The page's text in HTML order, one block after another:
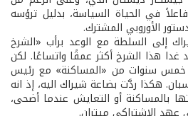
في الحياة السياسة، بدليل ترؤسه
الأوروبي المشترك.
إلى السلطة مع الوعد برأب «الشرخ
غدا هذا الشرخ أكثر عمقًا واتساعًا. لكن
خمس سنوات من «المساكنة» مع رئيس
هكذا ردَّت بضاعة شيراك اليه، إذ انه
بالمساكنة أو التعايش عندما أضحى،